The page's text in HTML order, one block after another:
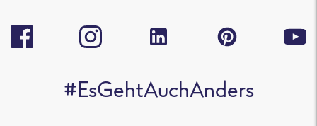
Gefrierschrank
{...} 🥰
#EsGehtAuchAnders